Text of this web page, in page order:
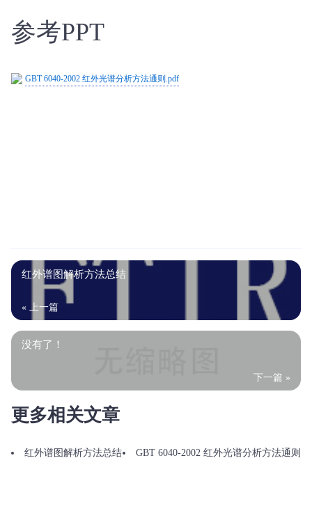
参考PPT
GBT 6040-2002 红外光谱分析方法通则.pdf
红外谱图解析方法总结
« 上一篇
没有了！
下一篇 »
更多相关文章
红外谱图解析方法总结 GBT 6040-2002 红外光谱分析方法通则